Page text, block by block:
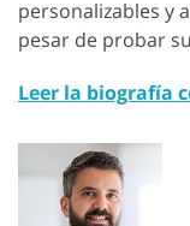
personalizables y
pesar de probar
Leer la biografía